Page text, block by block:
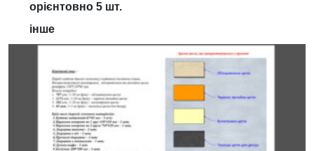
орієнтовно 5 шт.
інше